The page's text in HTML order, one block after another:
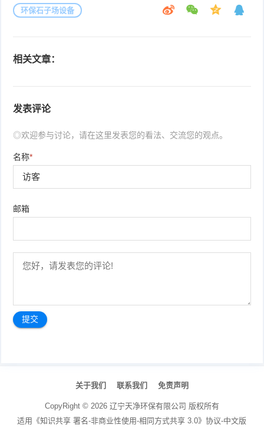
环保石子场设备
相关文章：
发表评论
◎欢迎参与讨论，请在这里发表您的看法、交流您的观点。
名称*
邮箱
关于我们 联系我们 免责声明
CopyRight © 2026 辽宁天净环保有限公司 版权所有
适用《知识共享 署名-非商业性使用-相同方式共享 3.0》协议-中文版